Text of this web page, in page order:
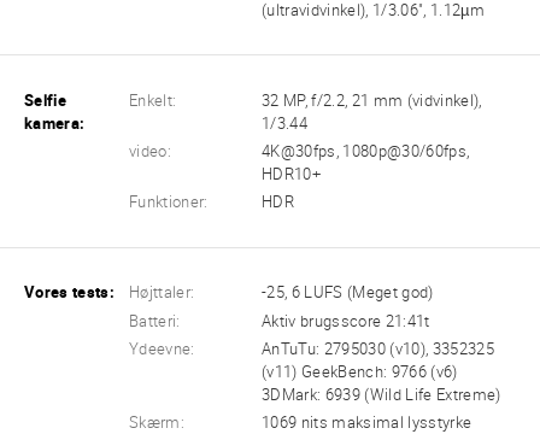
(ultravidvinkel), 1/3.06", 1.12µm
Selfie
kamera:
Enkelt:
32 MP, f/2.2, 21 mm (vidvinkel),
1/3.44
video:
4K@30fps, 1080p@30/60fps,
HDR10+
Funktioner:
HDR
Vores tests: Højttaler:
-25, 6 LUFS (Meget god)
Batteri:
Aktiv brugsscore 21:41t
Ydeevne:
AnTuTu: 2795030 (v10), 3352325
(v11) GeekBench: 9766 (v6)
3DMark: 6939 (Wild Life Extreme)
Skærm:
1069 nits maksimal lysstyrke